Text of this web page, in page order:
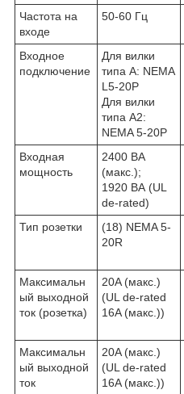
Частота на
входе
50-60 Гц
Входное
подключение
Для вилки
типа A: NEMA
L5-20P
Для вилки
типа A2:
NEMA 5-20P
Входная
мощность
2400 ВА
(макс.);
1920 ВА (UL
de-rated)
Тип розетки
(18) NEMA 5-
20R
Максимальн
ый выходной
ток (розетка)
20A (макс.)
(UL de-rated
16A (макс.))
Максимальн
ый выходной
ток
20A (макс.)
(UL de-rated
16A (макс.))